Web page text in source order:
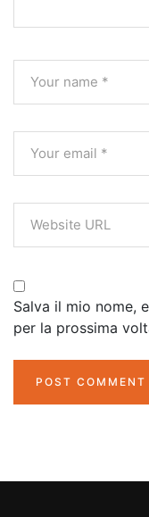
Salva il mio nome,
per la prossima